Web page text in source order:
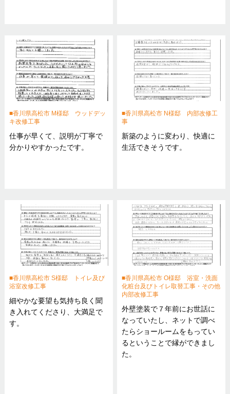
香川県高松市 M様邸 ウッドデッ
キ改修工事
仕事が早くて、説明が丁寧で
分かりやすかったです。
香川県高松市 N様邸 内部改修工
事
新築のように変わり、快適に
生活できそうです。
香川県高松市 S様邸 トイレ及び
浴室改修工事
細やかな要望も気持ち良く聞
き入れてくださり、大満足で
す。
香川県高松市 O様邸 浴室・洗面
化粧台及びトイレ取替工事・その他
内部改修工事
外壁塗装で７年前にお世話に
なっていたし、ネットで調べ
たらショールームをもってい
るということで縁ができまし
た。